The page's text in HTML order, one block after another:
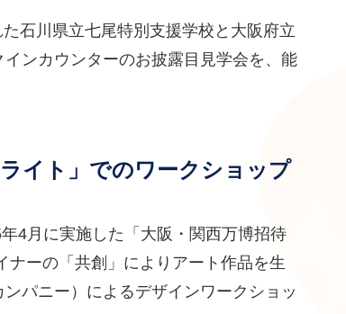
石川県立七尾特別支援学校と大阪府立
ンカウンターのお披露目見学会を、能
イト」でのワークショップ
4月に実施した「大阪・関西万博招待
ナーの「共創」によりアート作品を生
パニー）によるデザインワークショッ